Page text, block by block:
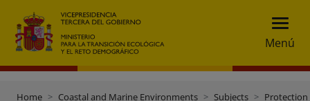
Menú
Home Coastal and Marine Environments Subjects